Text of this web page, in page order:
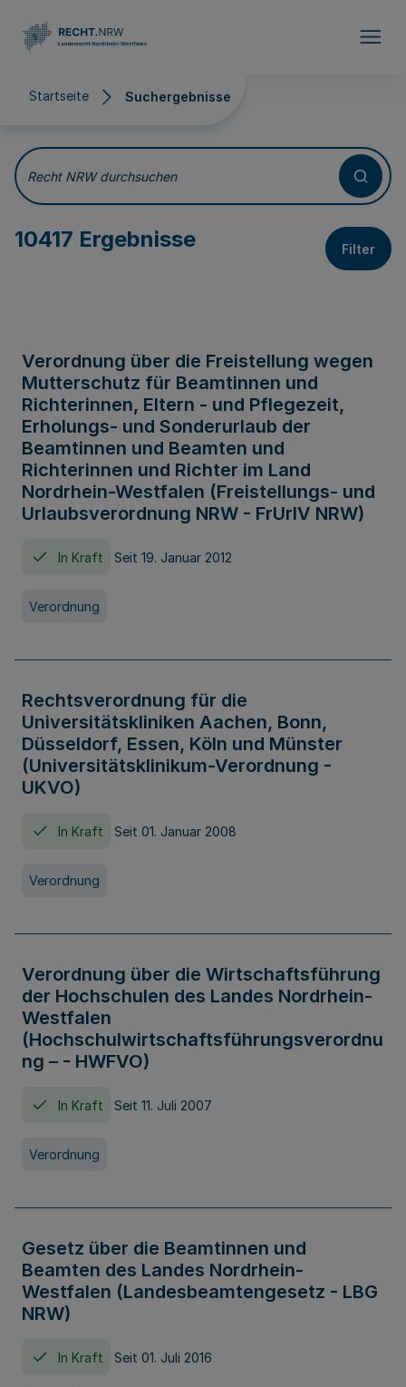
Startseite Suchergebnisse
Suchergebnisse
Recht NRW durchsuchen
10417 Ergebnisse Filter
Verordnung über die Freistellung wegen
Mutterschutz für Beamtinnen und
Richterinnen, Eltern - und Pflegezeit,
Erholungs- und Sonderurlaub der
Beamtinnen und Beamten und
Richterinnen und Richter im Land
Nordrhein-Westfalen (Freistellungs- und
Urlaubsverordnung NRW - FrUrlV NRW)
In Kraft Seit 19. Januar 2012
Verordnung
Rechtsverordnung für die
Universitätskliniken Aachen, Bonn,
Düsseldorf, Essen, Köln und Münster
(Universitätsklinikum-Verordnung -
UKVO)
In Kraft Seit 01. Januar 2008
Verordnung
Verordnung über die Wirtschaftsführung
der Hochschulen des Landes Nordrhein-
Westfalen
(Hochschulwirtschaftsführungsverordnu
ng – - HWFVO)
In Kraft Seit 11. Juli 2007
Verordnung
Gesetz über die Beamtinnen und
Beamten des Landes Nordrhein-
Westfalen (Landesbeamtengesetz - LBG
NRW)
In Kraft Seit 01. Juli 2016